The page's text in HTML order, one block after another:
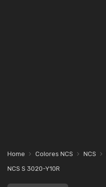
Home Colores NCS NCS
NCS S 3020-Y10R